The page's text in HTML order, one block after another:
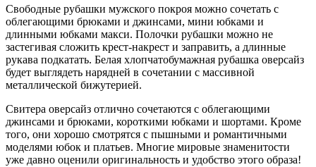
Свободные рубашки мужского покроя можно сочетать с
облегающими брюками и джинсами, мини юбками и
длинными юбками макси. Полочки рубашки можно не
застегивая сложить крест-накрест и заправить, а длинные
рукава подкатать. Белая хлопчатобумажная рубашка оверсайз
будет выглядеть нарядней в сочетании с массивной
металлической бижутерией.
Свитера оверсайз отлично сочетаются с облегающими
джинсами и брюками, короткими юбками и шортами. Кроме
того, они хорошо смотрятся с пышными и романтичными
моделями юбок и платьев. Многие мировые знаменитости
уже давно оценили оригинальность и удобство этого образа!